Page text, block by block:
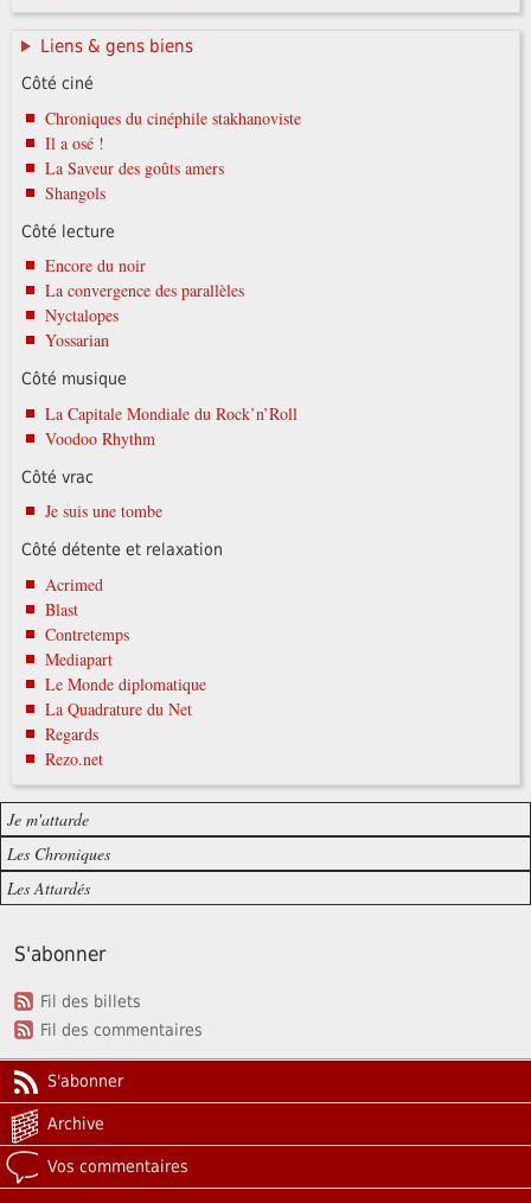
Liens & gens biens
Côté ciné
Chroniques du cinéphile stakhanoviste
Il a osé !
La Saveur des goûts amers
Shangols
Côté lecture
Encore du noir
La convergence des parallèles
Nyctalopes
Yossarian
Côté musique
La Capitale Mondiale du Rock’n’Roll
Voodoo Rhythm
Côté vrac
Je suis une tombe
Côté détente et relaxation
Acrimed
Blast
Contretemps
Mediapart
Le Monde diplomatique
La Quadrature du Net
Regards
Rezo.net
Je m'attarde
Les Chroniques
Les Attardés
S'abonner
Fil des billets
Fil des commentaires
S'abonner
Archive
Vos commentaires